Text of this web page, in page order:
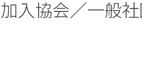
加入協会／一般